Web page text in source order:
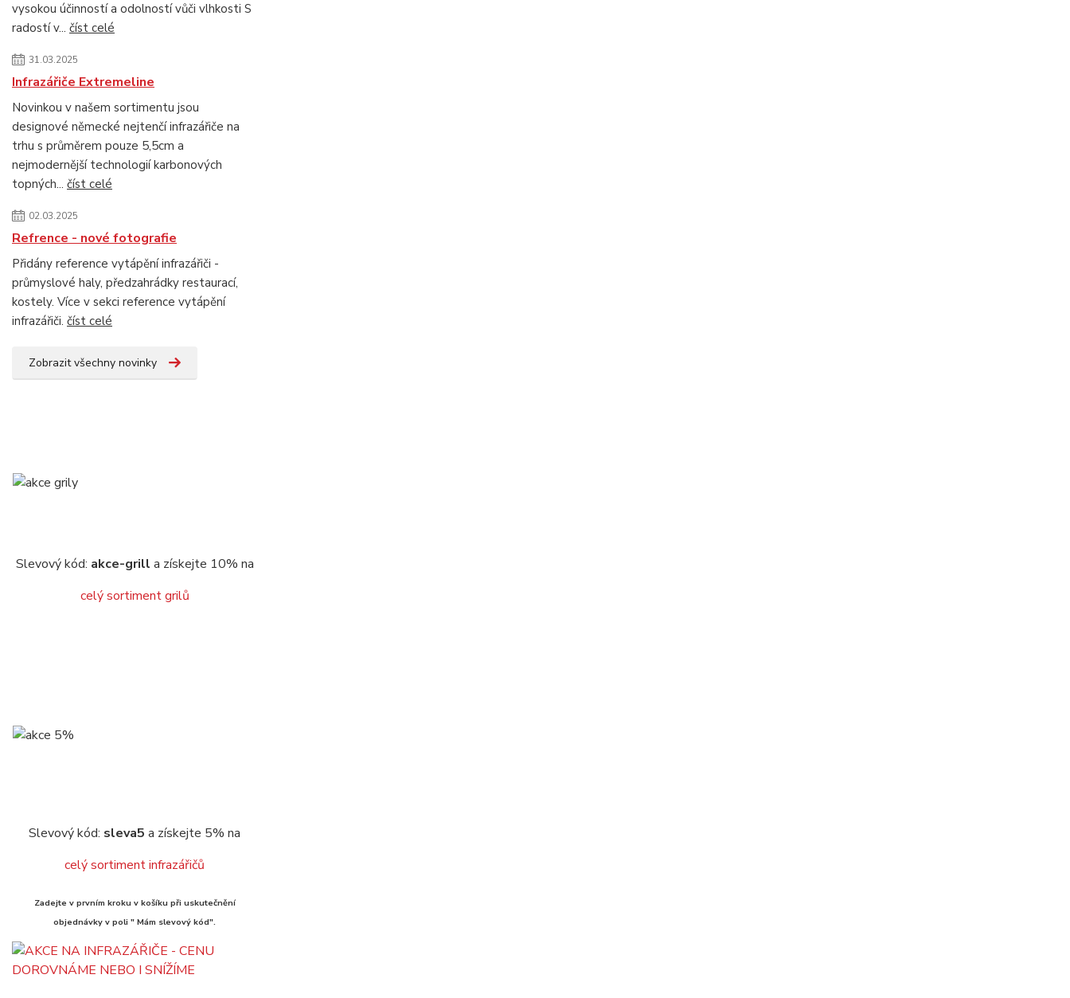
vysokou účinností a odolností vůči vlhkosti S
radostí v... číst celé
31.03.2025
Infrazářiče Extremeline
Novinkou v našem sortimentu jsou
designové německé nejtenčí infrazářiče na
trhu s průměrem pouze 5,5cm a
nejmodernější technologií karbonových
topných... číst celé
02.03.2025
Refrence - nové fotografie
Přidány reference vytápění infrazářiči -
průmyslové haly, předzahrádky restaurací,
kostely. Více v sekci reference vytápění
infrazářiči. číst celé
Zobrazit všechny novinky
Slevový kód: akce-grill a získejte 10% na
celý sortiment grilů
Slevový kód: sleva5 a získejte 5% na
celý sortiment infrazářičů
Zadejte v prvním kroku v košíku při uskutečnění
objednávky v poli " Mám slevový kód".